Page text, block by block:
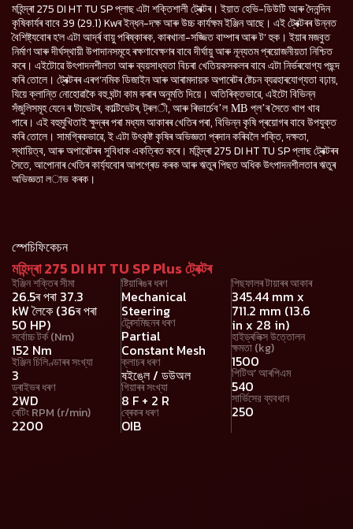
মহিন্দ্ৰা 275 DI HT TU SP প্লাছ এটা শক্তিশালী ট্ৰেক্টৰ। ইয়াত হেভি-ডিউটি আৰু দৈনন্দিন
কৃষিকাৰ্যৰ বাবে 39 (29.1) Kwৰ ইন্ধন-দক্ষ আৰু উচ্চ কাৰ্যক্ষম ইঞ্জিন আছে । এই ট্ৰেক্টৰৰ উন্নত
বৈশিষ্ট্যবোৰ হ'ল এটা আৰ্দ্ৰবায়ু পৰিষ্কাৰক, কাৰখানা-সজ্জিত বাম্পাৰ আৰু ট’ হুক । ইয়াৰ মজবুত
নিৰ্মাণ আৰু দীৰ্ঘস্থায়ী উপাদানসমূহে ৰক্ষণাবেক্ষণৰ বাবে দীৰ্ঘায়ু আৰু নূন্যতম প্ৰয়োজনীয়তা নিশ্চিত
কৰে। এইটোৱে উৎপাদনশীলতা আৰু ব্যয়সাধ্যতা বিচৰা খেতিয়কসকলৰ বাবে এটা নিৰ্ভৰযোগ্য পছন্দ
কৰি তোলে । ট্ৰেক্টৰৰ এৰগ’নমিক ডিজাইন আৰু আৰামদায়ক অপাৰেটৰ ষ্টেচন ব্যৱহাৰযোগ্যতা বঢ়ায়,
যিয়ে ক্লান্তি নোহোৱাকৈ বহু ঘন্টা কাম কৰাৰ অনুমতি দিয়ে । অতিৰিক্তভাৱে, এইটো বিভিন্ন
সঁজুলিসমূহ যেনে ৰ 'টাভেটৰ, কাল্টিভেটৰ, ট্ৰলী, আৰুৰিভাৰ্চেব’ল MB প্ল’ৰসৈতে খাপ খাব
পাৰে। এই বহুমুখিতাইক্ষুদ্ৰৰ পৰা মধ্যম আকাৰৰ খেতিৰ পৰা, বিভিন্ন কৃষি প্ৰয়োগৰ বাবে উপযুক্ত
কৰি তোলে । সামগ্ৰিকভাৱে, ই এটা উৎকৃষ্ট কৃষিৰ অভিজ্ঞতা প্ৰদান কৰিবলৈ শক্তি, দক্ষতা,
স্থায়িত্ব, আৰু অপাৰেটৰৰ সুবিধাক একত্ৰিত কৰে। মহিন্দ্ৰা 275 DI HT TU SP প্লাছ ট্ৰেক্টৰৰ
সৈতে, আপোনাৰ খেতিৰ কাৰ্য্যবোৰ আপগ্ৰেড কৰক আৰু ঋতুৰ পিছত অধিক উৎপাদনশীলতাৰ ঋতুৰ
অভিজ্ঞতা লাভ কৰক ।
স্পেচিফিকেচন
মহিন্দ্ৰা 275 DI HT TU SP Plus ট্ৰেক্টৰ
ইঞ্জিন শক্তিৰ সীমা
26.5ৰ পৰা 37.3
kW লৈকে (36ৰ পৰা
50 HP)
সৰ্বোচ্চ টৰ্ক (Nm)
152 Nm
ইঞ্জিন চিলিণ্ডাৰৰ সংখ্যা
3
ড্ৰাইভৰ ধৰণ
2WD
ৰেটিং RPM (r/min)
2200
ষ্টিয়াৰিঙৰ ধৰণ
Mechanical
Steering
ট্ৰেন্সমিছনৰ ধৰণ
Partial
Constant Mesh
ক্লাচৰ ধৰণ
ষইঙ্লে / ডউঅল
গিয়াৰৰ সংখ্যা
8 F + 2 R
ব্ৰেকৰ ধৰণ
OIB
পিছফালৰ টায়াৰৰ আকাৰ
345.44 mm x
711.2 mm (13.6
in x 28 in)
হাইড্ৰলিক্স উত্তোলন
ক্ষমতা (kg)
1500
পিটিঅ’ আৰপিএম
540
সার্ভিসের ব্যবধান
250